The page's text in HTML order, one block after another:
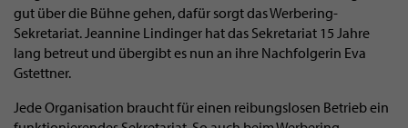
gut über die Bühne gehen, dafür sorgt das Werbering-
Sekretariat. Jeannine Lindinger hat das Sekretariat 15 Jahre
lang betreut und übergibt es nun an ihre Nachfolgerin Eva
Gstettner.
Jede Organisation braucht für einen reibungslosen Betrieb ein